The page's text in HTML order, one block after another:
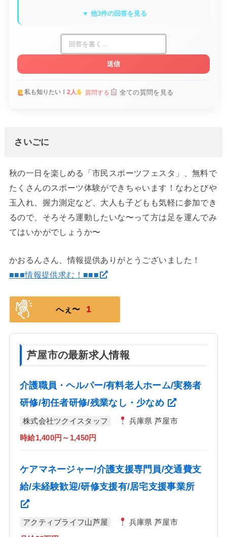
▼ 他3件の回答を見る
送信
私も知りたい！ 2人 質問する 全ての質問を見る
さいごに
秋の一日を楽しめる「市民スポーツフェスタ」、無料で
たくさんのスポーツ体験ができちゃいます！なわとびや
玉入れ、握力測定など、大人も子どもも気軽に参加でき
るので、そろそろ運動したいな〜って方は足を運んでみ
てはいかがでしょうか〜
かおるんさん、情報提供ありがとうございました！
■■■情報提供求む！■■■
へぇ〜 1
芦屋市の最新求人情報
介護職員・ヘルパー/有料老人ホーム/実務者
研修/初任者研修/残業なし・少なめ
株式会社ツクイスタッフ 兵庫県 芦屋市
時給1,400円～1,450円
ケアマネージャー/介護支援専門員/交通費支
給/未経験歓迎/研修支援有/居宅支援事業所
アクティブライフ山芦屋 兵庫県 芦屋市